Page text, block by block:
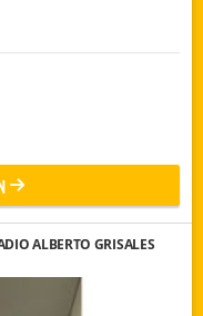
ALBERTO GRISALES